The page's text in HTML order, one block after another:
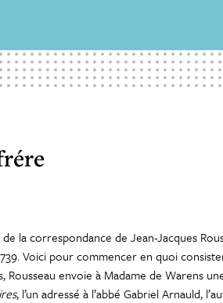
la correspondance de Jean-Jacques
Voici pour commencer en quoi
Rousseau envoie à Madame de Warens
, l’un adressé à l’abbé Gabriel Arnauld,